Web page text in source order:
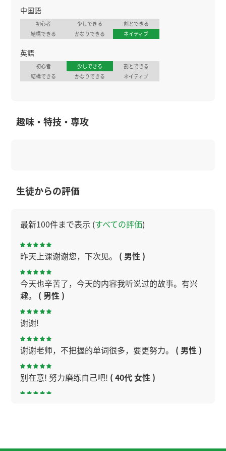
中国語
初心者 少しできる
割とできる
結構できる
かなりできる ネイティブ
英語
初心者 少しできる
割とできる
結構できる
かなりできる ネイティブ
趣味・特技・専攻
生徒からの評価
最新100件まで表示 (すべての評価)
昨天上课谢谢您，下次见。 ( 男性 )
今天也辛苦了，今天的内容我听说过的故事。有兴
趣。 ( 男性 )
谢谢!
谢谢老师，不把握的单词很多，要更努力。 ( 男性 )
别在意! 努力磨练自己吧! ( 40代 女性 )